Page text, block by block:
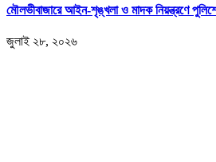
মৌলভীবাজারে আইন-শৃঙ্খলা ও মাদক নিয়ন্ত্রণে
জুলাই ২৮, ২০২৬